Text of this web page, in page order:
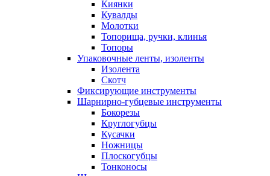
Киянки
Кувалды
Молотки
Топорища, ручки, клинья
Топоры
Упаковочные ленты, изоленты
Изолента
Скотч
Фиксирующие инструменты
Шарнирно-губцевые инструменты
Бокорезы
Круглогубцы
Кусачки
Ножницы
Плоскогубцы
Тонконосы